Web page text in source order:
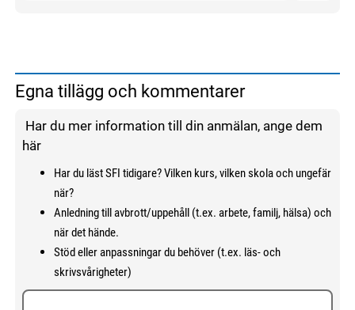
Egna tillägg och kommentarer
Har du mer information till din anmälan, ange dem
här
Har du läst SFI tidigare? Vilken kurs, vilken skola och ungefär
när?
Anledning till avbrott/uppehåll (t.ex. arbete, familj, hälsa) och
när det hände.
Stöd eller anpassningar du behöver (t.ex. läs- och
skrivsvårigheter)